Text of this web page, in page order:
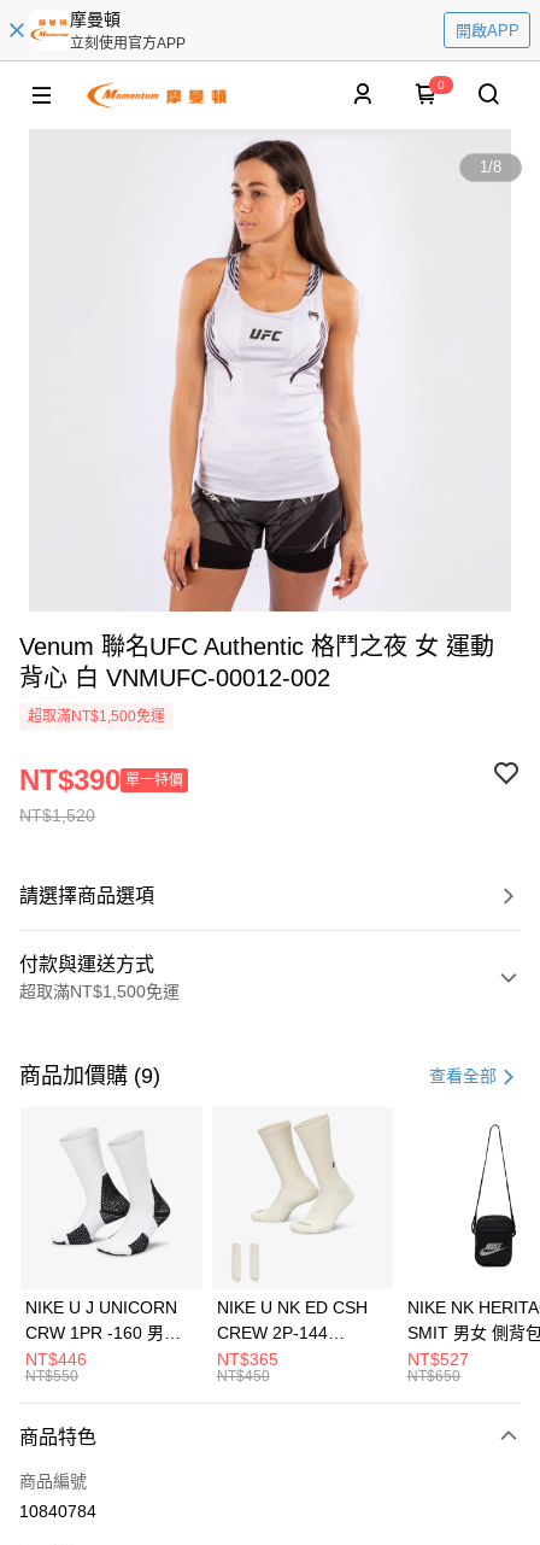
摩曼頓
立刻使用官方APP
開啟APP
0
1/8
Venum 聯名UFC Authentic 格鬥之夜 女 運動
背心 白 VNMUFC-00012-002
超取滿NT$1,500免運
NT$1,520
NT$390 單一特價
請選擇商品選項
付款與運送方式
超取滿NT$1,500免運
信用卡一次付款
3 期 0 利率 每期 21家銀行
合作金庫商業銀行
第一商業銀行
華南商業銀行
彰化商業銀行
上海商業儲蓄銀行
元大商業銀行
台灣樂天信用卡公司
Apple Pay
全盈+PAY
AFTEE先享後付
【關於「AFTEE先享後付」】
便利好安心！
１．簡單：不需註冊會員、不需綁卡、不需儲值。
運送方式
7-11取貨(快速到店)
商品加價購 (9) 查看全部
NIKE U J UNICORN
CRW 1PR -160 男女
中統襪 FZ3393100
NT$446
NT$550
NIKE U NK ED CSH
CREW 2P-144
EMBRDY 男女 短統襪
FZ3073133
NT$365
NT$450
NIKE NK
SMIT 男女 側背
BA5871010
NT$527
NT$650
商品特色
商品編號
10840784